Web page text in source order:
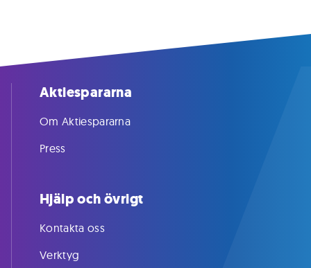
Aktiespararna
Om Aktiespararna
Press
Hjälp och övrigt
Kontakta oss
Verktyg